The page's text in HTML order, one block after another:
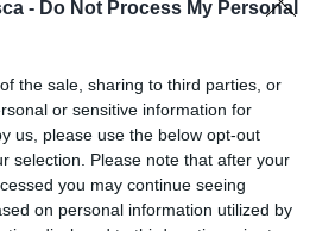
- Do Not Process My Personal
the sale, sharing to third parties, or
or sensitive information for
us, please use the below opt-out
selection. Please note that after your
you may continue seeing
on personal information utilized by